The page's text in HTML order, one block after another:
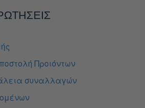
Προιόντων
συναλλαγών